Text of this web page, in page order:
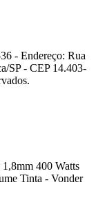
- Endereço: Rua
SP - CEP 14.403-
400 Watts
Tinta - Vonder